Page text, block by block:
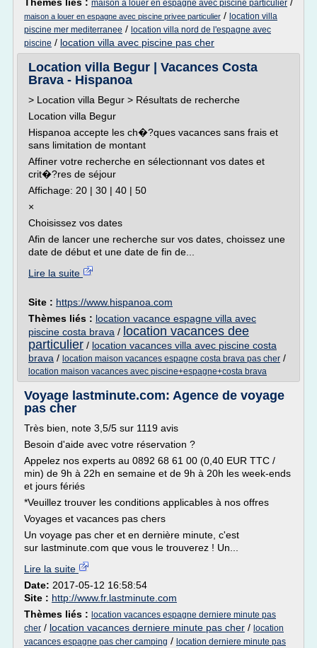
maison a louer en espagne avec piscine particulier
maison a louer en espagne avec piscine privee particulier / location villa
piscine mer mediterranee / location villa nord de l'espagne avec
piscine / location villa avec piscine pas cher
Location villa Begur | Vacances Costa
Brava - Hispanoa
> Location villa Begur > Résultats de recherche
Location villa Begur
Hispanoa accepte les ch�?ques vacances sans frais et
sans limitation de montant
Affiner votre recherche en sélectionnant vos dates et
crit�?res de séjour
Affichage: 20 | 30 | 40 | 50
×
Choisissez vos dates
Afin de lancer une recherche sur vos dates, choissez une
date de début et une date de fin de...
Lire la suite
Site : https://www.hispanoa.com
Thèmes liés : location vacance espagne villa avec
piscine costa brava / location vacances dee
particulier / location vacances villa avec piscine costa
brava / location maison vacances espagne costa brava pas cher /
location maison vacances avec piscine+espagne+costa brava
Voyage lastminute.com: Agence de voyage
pas cher
Très bien, note 3,5/5 sur 1119 avis
Besoin d'aide avec votre réservation ?
Appelez nos experts au 0892 68 61 00 (0,40 EUR TTC /
min) de 9h à 22h en semaine et de 9h à 20h les week-ends
et jours fériés
*Veuillez trouver les conditions applicables à nos offres
Voyages et vacances pas chers
Un voyage pas cher et en dernière minute, c'est
sur lastminute.com que vous le trouverez ! Un...
Lire la suite
Date: 2017-05-12 16:58:54
Site : http://www.fr.lastminute.com
Thèmes liés : location vacances espagne derniere minute pas
cher / location vacances derniere minute pas cher / location
vacances espagne pas cher camping / location derniere minute pas